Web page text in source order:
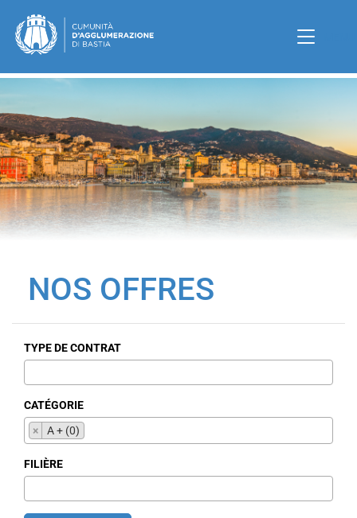
NOS OFFRES
TYPE DE CONTRAT
CATÉGORIE
×
A + (0)
FILIÈRE